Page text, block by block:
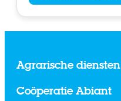
Agrarische diensten
Coöperatie Abiant